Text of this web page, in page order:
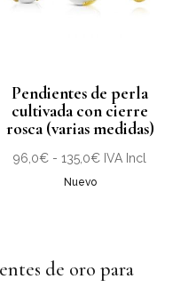
Pendientes de perla
cultivada con cierre
rosca (varias medidas)
96,0€ - 135,0€Rango
hasta
IVA Incl
Nuevo
de oro para